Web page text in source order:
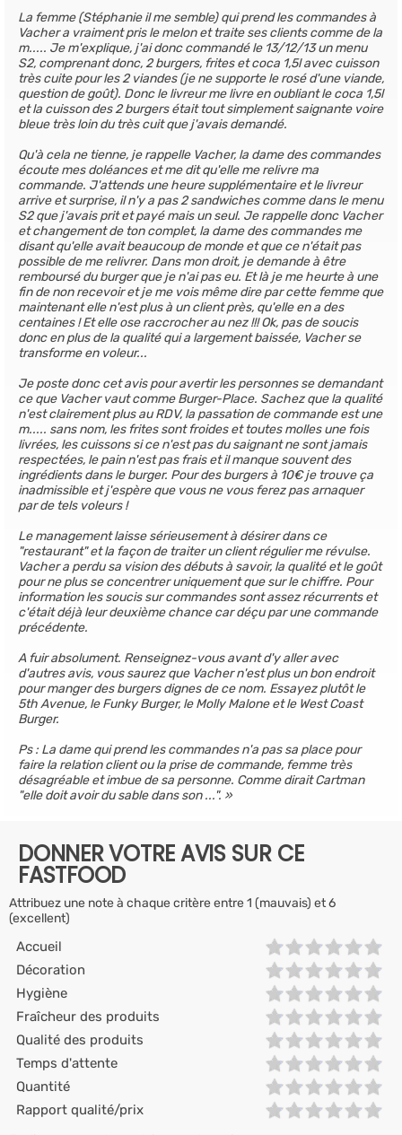
La femme (Stéphanie il me semble) qui prend les commandes à
Vacher a vraiment pris le melon et traite ses clients comme de la
m..... Je m'explique, j'ai donc commandé le 13/12/13 un menu
S2, comprenant donc, 2 burgers, frites et coca 1,5l avec cuisson
très cuite pour les 2 viandes (je ne supporte le rosé d'une viande,
question de goût). Donc le livreur me livre en oubliant le coca 1,5l
et la cuisson des 2 burgers était tout simplement saignante voire
bleue très loin du très cuit que j'avais demandé.
Qu'à cela ne tienne, je rappelle Vacher, la dame des commandes
écoute mes doléances et me dit qu'elle me relivre ma
commande. J'attends une heure supplémentaire et le livreur
arrive et surprise, il n'y a pas 2 sandwiches comme dans le menu
S2 que j'avais prit et payé mais un seul. Je rappelle donc Vacher
et changement de ton complet, la dame des commandes me
disant qu'elle avait beaucoup de monde et que ce n'était pas
possible de me relivrer. Dans mon droit, je demande à être
remboursé du burger que je n'ai pas eu. Et là je me heurte à une
fin de non recevoir et je me vois même dire par cette femme que
maintenant elle n'est plus à un client près, qu'elle en a des
centaines ! Et elle ose raccrocher au nez !!! Ok, pas de soucis
donc en plus de la qualité qui a largement baissée, Vacher se
transforme en voleur...
Je poste donc cet avis pour avertir les personnes se demandant
ce que Vacher vaut comme Burger-Place. Sachez que la qualité
n'est clairement plus au RDV, la passation de commande est une
m..... sans nom, les frites sont froides et toutes molles une fois
livrées, les cuissons si ce n'est pas du saignant ne sont jamais
respectées, le pain n'est pas frais et il manque souvent des
ingrédients dans le burger. Pour des burgers à 10€ je trouve ça
inadmissible et j'espère que vous ne vous ferez pas arnaquer
par de tels voleurs !
Le management laisse sérieusement à désirer dans ce
"restaurant" et la façon de traiter un client régulier me révulse.
Vacher a perdu sa vision des débuts à savoir, la qualité et le goût
pour ne plus se concentrer uniquement que sur le chiffre. Pour
information les soucis sur commandes sont assez récurrents et
c'était déjà leur deuxième chance car déçu par une commande
précédente.
A fuir absolument. Renseignez-vous avant d'y aller avec
d'autres avis, vous saurez que Vacher n'est plus un bon endroit
pour manger des burgers dignes de ce nom. Essayez plutôt le
5th Avenue, le Funky Burger, le Molly Malone et le West Coast
Burger.
Ps : La dame qui prend les commandes n'a pas sa place pour
faire la relation client ou la prise de commande, femme très
désagréable et imbue de sa personne. Comme dirait Cartman
"elle doit avoir du sable dans son ...".
DONNER VOTRE AVIS SUR CE
FASTFOOD
Attribuez une note à chaque critère entre 1 (mauvais) et 6
(excellent)
Accueil
Décoration
Hygiène
Fraîcheur des produits
Qualité des produits
Temps d'attente
Quantité
Rapport qualité/prix